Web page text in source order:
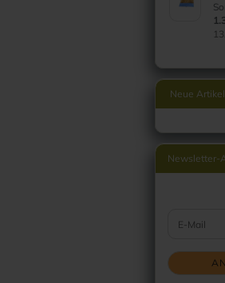
Neue Artikel
Newsletter-
E-Mail